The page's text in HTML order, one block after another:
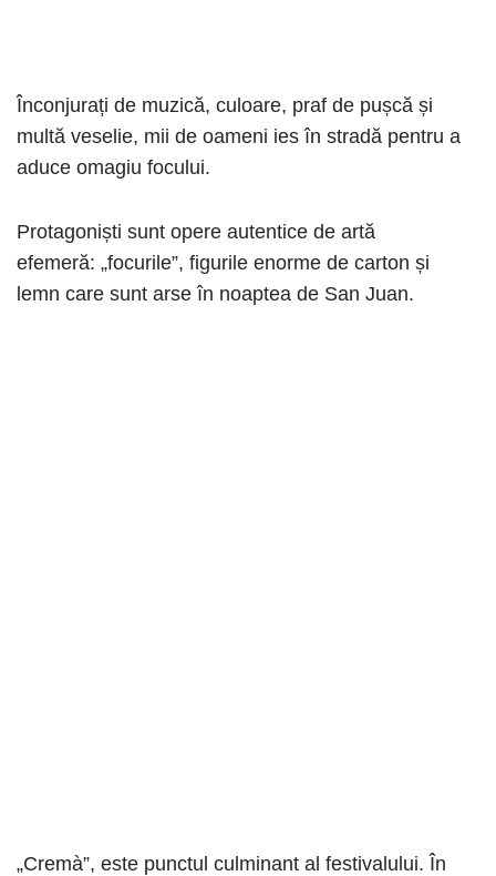
Înconjurați de muzică, culoare, praf de pușcă și
multă veselie, mii de oameni ies în stradă pentru a
aduce omagiu focului.
Protagoniști sunt opere autentice de artă
efemeră: „focurile”, figurile enorme de carton și
lemn care sunt arse în noaptea de San Juan.
„Cremà”, este punctul culminant al festivalului. În